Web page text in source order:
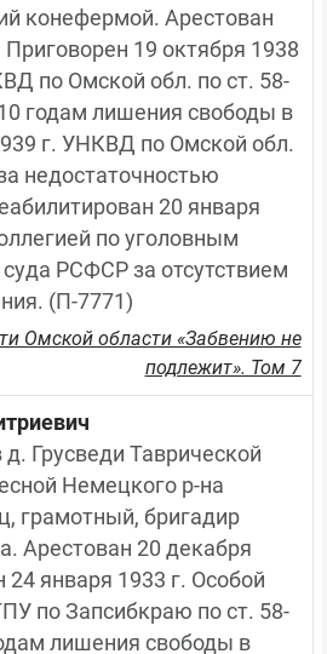
конефермой. Арестован
19 октября 1938
по Омской обл. по ст. 58-
годам лишения свободы в
г. УНКВД по Омской обл.
недостаточностью
20 января
по уголовным
РСФСР за отсутствием
(П-7771)
Омской области «Забвению не
подлежит». Том 7
д. Грусведи Таврической
Немецкого р-на
грамотный, бригадир
Арестован 20 декабря
24 января 1933 г. Особой
по Запсибкраю по ст. 58-
лишения свободы в